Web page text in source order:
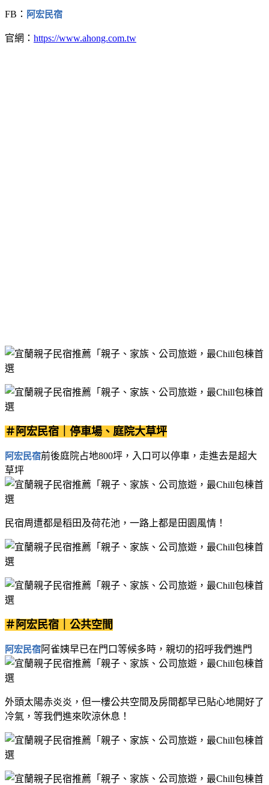
FB： 阿宏民宿
官網： https://www.ahong.com.tw
＃阿宏民宿｜停車場、庭院大草坪
阿宏民宿前後庭院占地800坪，入口可以停車，走進去是超大
草坪
民宿周遭都是稻田及荷花池，一路上都是田園風情！
＃阿宏民宿｜公共空間
阿宏民宿阿雀姨早已在門口等候多時，親切的招呼我們進門
外頭太陽赤炎炎，但一樓公共空間及房間都早已貼心地開好了
冷氣，等我們進來吹涼休息！